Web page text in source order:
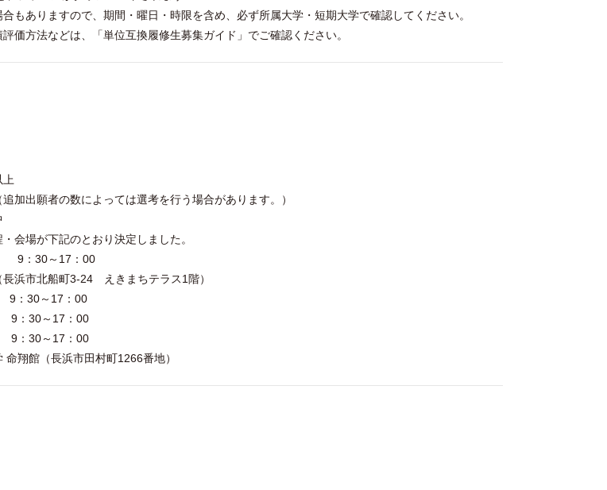
もありますので、期間・曜日・時限を含め、必ず所属大学・短期大学で確認してください。
価方法などは、「単位互換履修生募集ガイド」でご確認ください。
加出願者の数によっては選考を行う場合があります。）
場が下記のとおり決定しました。
9：30～17：00
浜市北船町3-24 えきまちテラス1階）
9：30～17：00
9：30～17：00
9：30～17：00
翔館（長浜市田村町1266番地）